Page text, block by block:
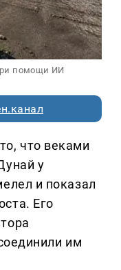
помощи ИИ
что веками
у
и показал
Его
им